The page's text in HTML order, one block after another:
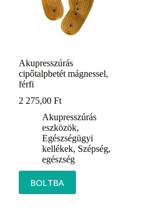
Akupresszúrás
cipőtalpbetét mágnessel,
férfi
2 275,00Ft
Akupresszúrás
eszközök,
Egészségügyi
kellékek, Szépség,
egészség
BOLTBA